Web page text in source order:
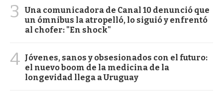
3
Una comunicadora de Canal 10 denunció que
un ómnibus la atropelló, lo siguió y enfrentó
al chofer: "En shock"
4 Jóvenes, sanos y obsesionados con el futuro:
el nuevo boom de la medicina de la
longevidad llega a Uruguay